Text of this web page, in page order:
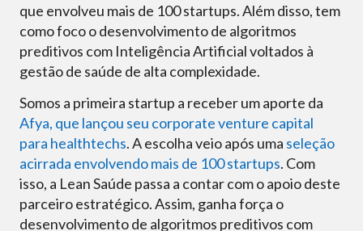
que envolveu mais de 100 startups. Além disso, tem
como foco o desenvolvimento de algoritmos
preditivos com Inteligência Artificial voltados à
gestão de saúde de alta complexidade.
Somos a primeira startup a receber um aporte da
Afya, que lançou seu corporate venture capital
para healthtechs. A escolha veio após uma seleção
acirrada envolvendo mais de 100 startups. Com
isso, a Lean Saúde passa a contar com o apoio deste
parceiro estratégico. Assim, ganha força o
desenvolvimento de algoritmos preditivos com